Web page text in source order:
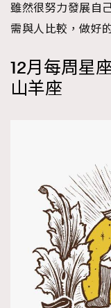
雖然很努力發展自
需與人比較，做好
12月每周星
山羊座